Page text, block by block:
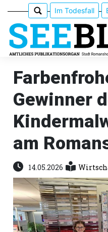
Epaper
Veranstaltungen
Erlebnisführer
App
Im Todesfall
Gewinner
am
14.05.2026